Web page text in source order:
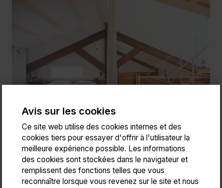
Avis sur les cookies
Ce site web utilise des cookies internes et des
cookies tiers pour essayer d'offrir à l'utilisateur la
meilleure expérience possible. Les informations
des cookies sont stockées dans le navigateur et
remplissent des fonctions telles que vous
reconnaître lorsque vous revenez sur le site et nous